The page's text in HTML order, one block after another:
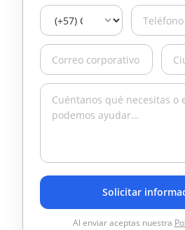
Solicitar
Al enviar aceptas nuestra